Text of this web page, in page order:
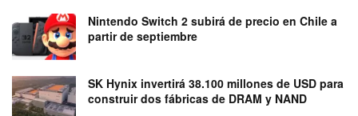
Nintendo Switch 2 subirá de precio en Chile a
partir de septiembre
SK Hynix invertirá 38.100 millones de USD para
construir dos fábricas de DRAM y NAND